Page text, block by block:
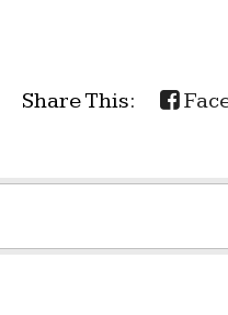
Share This: